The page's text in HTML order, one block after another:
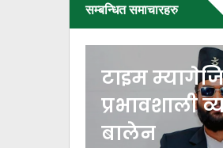
सम्बन्धित समाचारहरु
टाइम
प्रभावशाली
बालेन